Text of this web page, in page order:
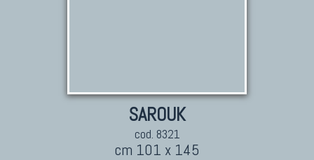
SAROUK
cod. 8321
cm 101 x 145